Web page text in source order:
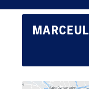
MARCEUL